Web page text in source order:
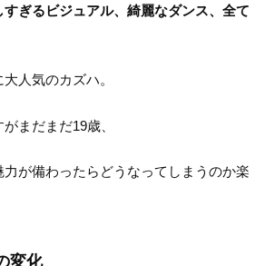
すぎるビジュアル、綺麗なダンス、全て
人気のカズハ。
まだまだ19歳、
が備わったらどうなってしまうのか楽
変化